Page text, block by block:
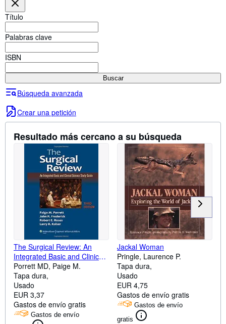
Colecciones
Libros antiguos
Vendedores
Comenzar a vender
Título
Palabras clave
ISBN
Buscar
Búsqueda avanzada
Crear una petición
Resultado más cercano a su búsqueda
The Surgical Review: An
Integrated Basic and Clinical
Science Study Guide
Porrett MD, Paige M.
Tapa dura
Usado
EUR 3,37
Gastos de envío gratis
Gastos de envío
Jackal Woman
Pringle, Laurence P.
Tapa dura
Usado
EUR 4,75
Gastos de envío gratis
Gastos de envío
gratis